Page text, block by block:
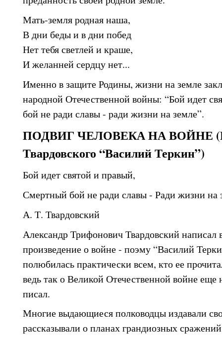
Мать-земля родная наша,
В дни беды и в дни побед
Нет тебя светлей и краше,
И желанней сердцу нет...
Именно в защите Родины, жизни на земле
народной Отечественной войны: “Бой идет
бой не ради славы - ради жизни на земле”.
ПОДВИГ ЧЕЛОВЕКА НА ВОЙНЕ
Твардовского “Василий Теркин”)
Бой идет святой и правый,
Смертный бой не ради славы - Ради жизни на
А. Т. Твардовский
Александр Трифонович Твардовский
произведение о войне - поэму “Василий
полюбилась практически всем, кто ее
ведь так о Великой Отечественной войне еще
писал.
Многие выдающиеся полководцы издавали
рассказывали о планах грандиозных